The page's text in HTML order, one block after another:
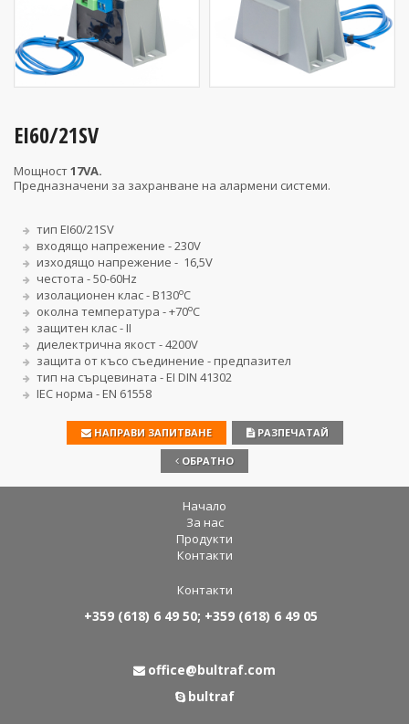
EI60/21SV
Мощност17VA.
Предназначени за захранване на алармени системи.
тип EI60/21SV
входящо напрежение - 230V
изходящо напрежение - 16,5V
честота - 50-60Hz
изолационен клас - В130оС
околна температура - +70оС
защитен клас - II
диелектрична якост - 4200V
защита от късо съединение - предпазител
тип на сърцевината - EI DIN 41302
IEC норма - EN 61558
НАПРАВИ ЗАПИТВАНЕ РАЗПЕЧАТАЙ
ОБРАТНО
Начало
За нас
Продукти
Контакти
Контакти
+359 (618) 6 49 50; +359 (618) 6 49 05
office@bultraf.com
bultraf